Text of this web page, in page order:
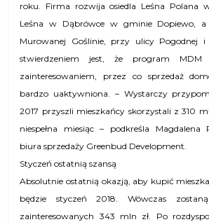
roku. Firma rozwija osiedla Leśna Polana
Leśna w Dąbrówce w gminie Dopiewo,
Murowanej Goślinie, przy ulicy Pogodnej i
stwierdzeniem jest, że program
zainteresowaniem, przez co sprzedaż
bardzo uaktywniona. – Wystarczy
2017 przyszli mieszkańcy skorzystali z 310
niespełna miesiąc – podkreśla Magdalena
biura sprzedaży Greenbud Development.
Styczeń ostatnią szansą
Absolutnie ostatnią okazją, aby kupić
będzie styczeń 2018. Wówczas
zainteresowanych 343 mln zł. Po